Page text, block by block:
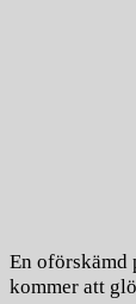
En oförskämd
kommer att